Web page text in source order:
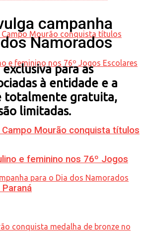
Mourão conquista títulos
e feminino nos 76º Jogos
campanha
Namorados
para as
à entidade e a
totalmente gratuita,
limitadas.